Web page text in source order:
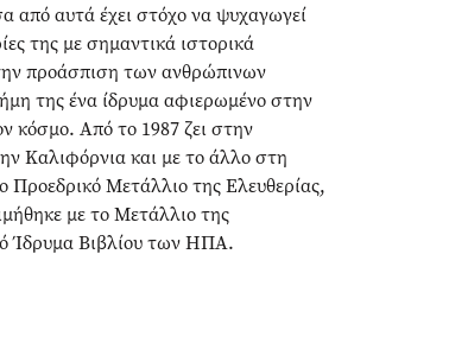
από αυτά έχει στόχο να ψυχαγωγεί
της με σημαντικά ιστορικά
προάσπιση των ανθρώπινων
της ένα ίδρυμα αφιερωμένο στην
κόσμο. Από το 1987 ζει στην
Καλιφόρνια και με το άλλο στη
Μετάλλιο της Ελευθερίας,
με το Μετάλλιο της
Ίδρυμα Βιβλίου των ΗΠΑ.